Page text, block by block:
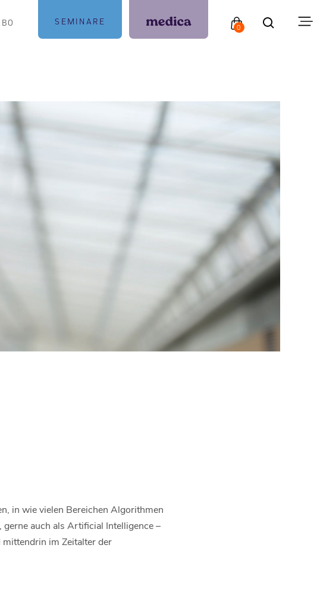
SEMINARE
0
in wie vielen Bereichen Algorithmen
auch als Artificial Intelligence –
im Zeitalter der